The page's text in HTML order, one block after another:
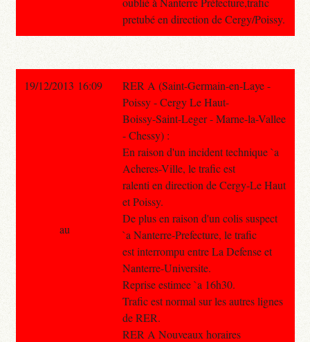
pretubé en direction de Cergy/Poissy.
19/12/2013 16:09
RER A (Saint-Germain-en-Laye -
Poissy - Cergy Le Haut-
Boissy-Saint-Leger - Marne-la-Vallee
- Chessy) :
En raison d'un incident technique `a
Acheres-Ville, le trafic est
ralenti en direction de Cergy-Le Haut
et Poissy.
De plus en raison d'un colis suspect
`a Nanterre-Prefecture, le trafic
est interrompu entre La Defense et
Nanterre-Universite.
Reprise estimee `a 16h30.
Trafic est normal sur les autres lignes
de RER.
RER A Nouveaux horaires
au